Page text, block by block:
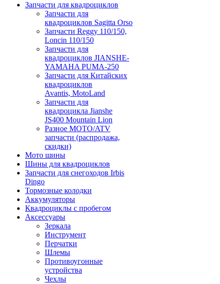
Запчасти для квадроциклов
Запчасти для
квадроциклов Sagitta Orso
Запчасти Reggy 110/150,
Loncin 110/150
Запчасти для
квадроциклов JIANSHE-
YAMAHA PUMA-250
Запчасти для Китайских
квадроциклов
Avantis, MotoLand
Запчасти для
квадроцикла Jianshe
JS400 Mountain Lion
Разное МОТО/ATV
запчасти (распродажа,
скидки)
Мото шины
Шины для квадроциклов
Запчасти для снегоходов Irbis
Dingo
Тормозные колодки
Аккумуляторы
Квадроциклы с пробегом
Аксессуары
Зеркала
Инструмент
Перчатки
Шлемы
Противоугонные
устройства
Чехлы